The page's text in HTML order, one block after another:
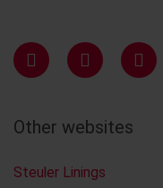
Other websites
Steuler Linings